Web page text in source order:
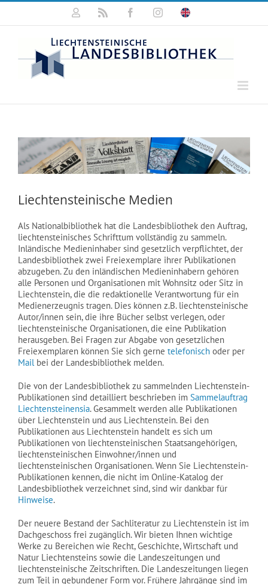
Zum
springen
Mein
FacebookInstagram
Click
Liechtensteinische Medien
Als Nationalbibliothek hat die Landesbibliothek den Auftrag,
liechtensteinisches Schrifttum vollständig zu sammeln.
Inländische Medieninhaber sind gesetzlich verpflichtet, der
Landesbibliothek zwei Freiexemplare ihrer Publikationen
abzugeben. Zu den inländischen Medieninhabern gehören
alle Personen und Organisationen mit Wohnsitz oder Sitz in
Liechtenstein, die die redaktionelle Verantwortung für ein
Medienerzeugnis tragen. Dies können z.B. liechtensteinische
Autor/innen sein, die ihre Bücher selbst verlegen, oder
liechtensteinische Organisationen, die eine Publikation
herausgeben. Bei Fragen zur Abgabe von gesetzlichen
Freiexemplaren können Sie sich gerne telefonisch oder per
Mail bei der Landesbibliothek melden.
Die von der Landesbibliothek zu sammelnden Liechtenstein-
Publikationen sind detailliert beschrieben im Sammelauftrag
Liechtensteinensia. Gesammelt werden alle Publikationen
über Liechtenstein und aus Liechtenstein. Bei den
Publikationen aus Liechtenstein handelt es sich um
Publikationen von liechtensteinischen Staatsangehörigen,
liechtensteinischen Einwohner/innen und
liechtensteinischen Organisationen. Wenn Sie Liechtenstein-
Publikationen kennen, die nicht im Online-Katalog der
Landesbibliothek verzeichnet sind, sind wir dankbar für
Hinweise.
Der neuere Bestand der Sachliteratur zu Liechtenstein ist im
Dachgeschoss frei zugänglich. Wir bieten Ihnen wichtige
Werke zu Bereichen wie Recht, Geschichte, Wirtschaft und
Natur Liechtensteins sowie die Landeszeitungen und
liechtensteinische Zeitschriften. Die Landeszeitungen liegen
zum Teil in gebundener Form vor. Frühere Jahrgänge sind im